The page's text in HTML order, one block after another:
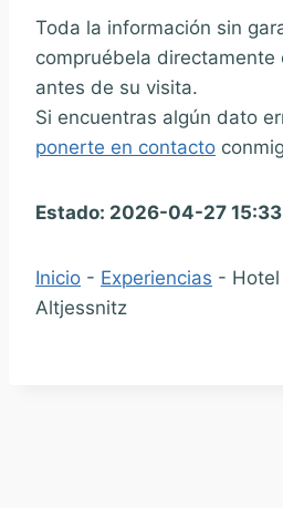
Toda la información sin
compruébela directamente
antes de su visita.
Si encuentras algún dato
ponerte en contacto
Estado: 2026-04-27
Inicio - Experiencias -
Altjessnitz